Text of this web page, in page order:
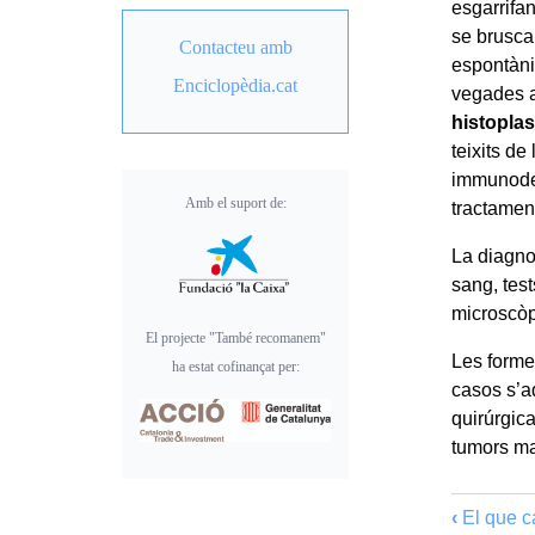
se
vegades
teixits de
La
sang,
Les
casos
tumors
‹ El que
Contacteu amb
Enciclopèdia.cat
Amb el suport de:
El projecte "També recomanem"
ha estat cofinançat per: